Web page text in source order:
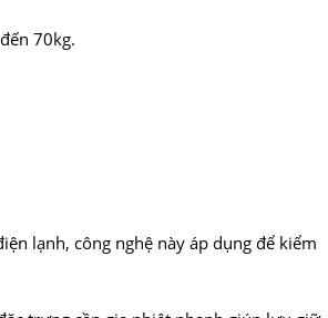
70kg.
lạnh, công nghệ này áp dụng để kiểm